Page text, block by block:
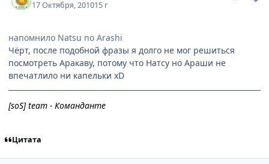
17 Октября, 201015 г
напомнило Natsu no Arashi
Чёрт, после подобной фразы я долго не мог решиться
посмотреть Аракаву, потому что Натсу но Араши не
впечатлило ни капельки хD
[soS] team - Команданте
Цитата